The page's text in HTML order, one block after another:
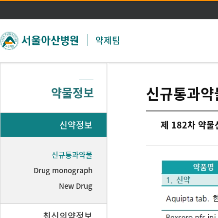
주메뉴 바로가기
본문 바로가기
약제팀
약물정보
신약정보
신규통과약물
Drug monograph
New Drug
신규통과
제 182차 약물